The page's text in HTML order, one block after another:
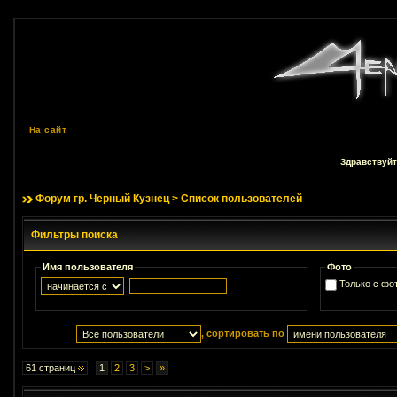
На сайт
Форум гр. Черный Кузнец> Список пользователей
Фильтры поиска
Имя пользователя
Фото
Только с
, сортировать по
61 страниц 1 2 3 > »